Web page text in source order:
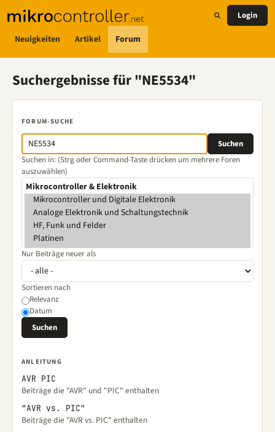
Neuigkeiten Artikel Forum
Login
Suchergebnisse für "NE5534"
FORUM-SUCHE
Suchen in: (Strg oder Command-Taste drücken um mehrere Foren
auszuwählen)
Nur Beiträge neuer als
Sortieren nach
Relevanz
Datum
ANLEITUNG
AVR PIC
Beiträge die "AVR" und "PIC" enthalten
"AVR vs. PIC"
Beiträge die "AVR vs. PIC" enthalten